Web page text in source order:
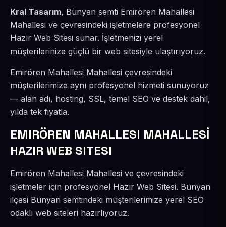
Kral Tasarım, Bünyan semti Emirören Mahallesi
Mahallesi ve çevresindeki işletmelere profesyonel
Hazır Web Sitesi sunar. İşletmenizi yerel
müşterilerinize güçlü bir web sitesiyle ulaştırıyoruz.
Emirören Mahallesi Mahallesi çevresindeki
müşterilerimize aynı profesyonel hizmeti sunuyoruz
— alan adı, hosting, SSL, temel SEO ve destek dahil,
yılda tek fiyatla.
EMIRÖREN MAHALLESI MAHALLESİ
HAZIR WEB SITESI
Emirören Mahallesi Mahallesi ve çevresindeki
işletmeler için profesyonel Hazır Web Sitesi. Bünyan
ilçesi Bünyan semtindeki müşterilerimize yerel SEO
odaklı web siteleri hazırlıyoruz.